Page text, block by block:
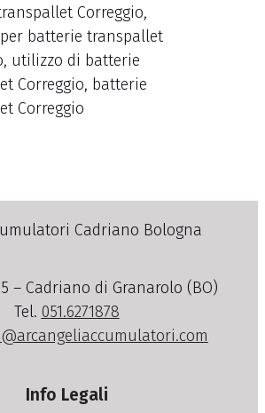
Correggio,
batterie transpallet
utilizzo di batterie
Correggio, batterie
Correggio
– Cadriano di Granarolo (BO)
Tel. 051.6271878
Info Legali